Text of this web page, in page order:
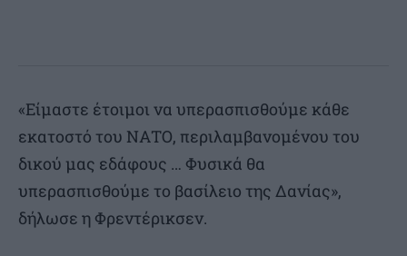
«Είμαστε έτοιμοι να υπερασπισθούμε κάθε
εκατοστό του ΝΑΤΟ, περιλαμβανομένου του
δικού μας εδάφους … Φυσικά θα
υπερασπισθούμε το βασίλειο της Δανίας»,
δήλωσε η Φρεντέρικσεν.